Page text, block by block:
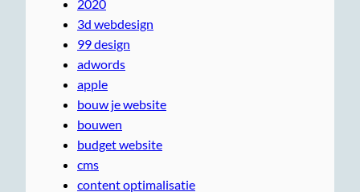
2020
3d webdesign
99 design
adwords
apple
bouw je website
bouwen
budget website
cms
content optimalisatie